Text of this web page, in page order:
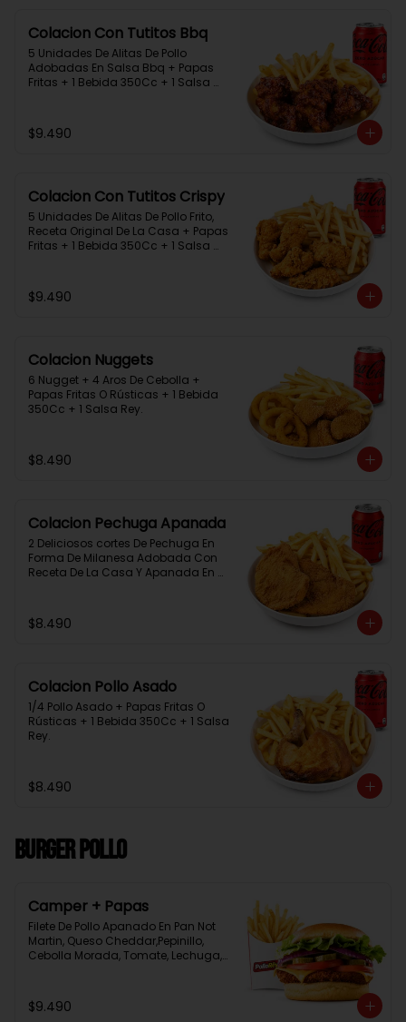
Colacion Con Tutitos Bbq
5 Unidades De Alitas De Pollo
Adobadas En Salsa Bbq + Papas
Fritas + 1 Bebida 350Cc + 1 Salsa
$9.490
Colacion Con Tutitos Crispy
5 Unidades De Alitas De Pollo Frito,
Receta Original De La Casa + Papas
Fritas + 1 Bebida 350Cc + 1 Salsa
$9.490
Colacion Nuggets
6 Nugget + 4 Aros De Cebolla +
Papas Fritas O Rústicas + 1 Bebida
350Cc + 1 Salsa Rey.
$8.490
Colacion Pechuga Apanada
2 Deliciosos cortes De Pechuga En
Forma De Milanesa Adobada Con
Receta De La Casa Y Apanada En
$8.490
Colacion Pollo Asado
1/4 Pollo Asado + Papas Fritas O
Rústicas + 1 Bebida 350Cc + 1 Salsa
Rey.
$8.490
Burger Pollo
Camper + Papas
Filete De Pollo Apanado En Pan Not
Martin, Queso Cheddar,Pepinillo,
Cebolla Morada, Tomate, Lechuga,
$9.490